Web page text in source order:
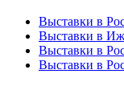
Выставки в
Выставки в
Выставки в
Выставки в